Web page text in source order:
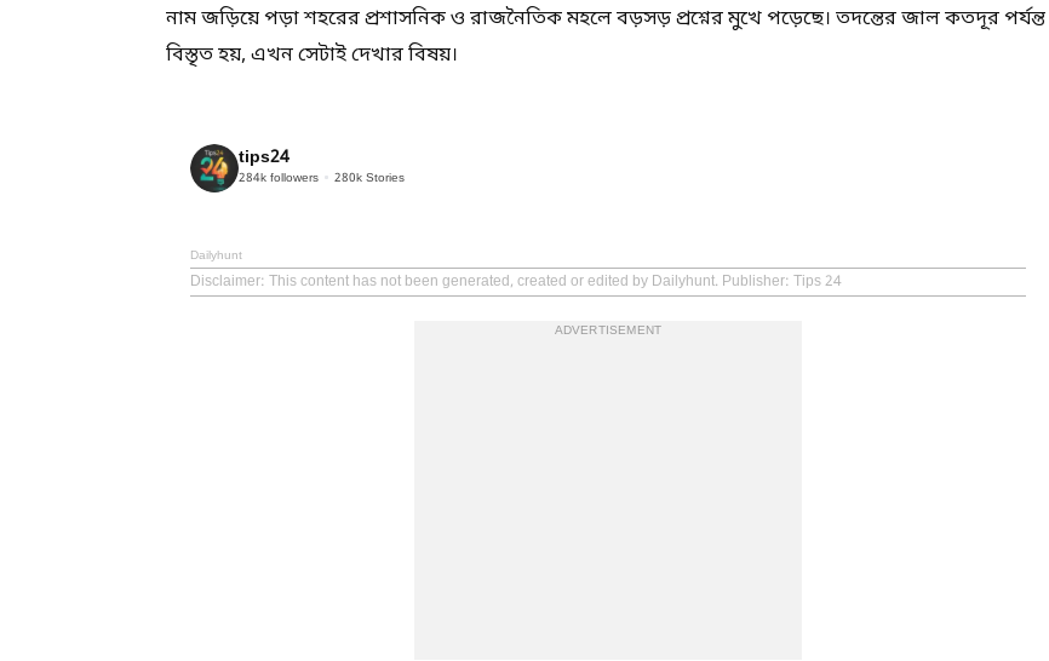
নাম জড়িয়ে পড়া শহরের প্রশাসনিক ও রাজনৈতিক মহলে বড়সড় প্রশ্নের মুখে পড়েছে। তদন্তের জাল কতদূর পর্যন্ত
বিস্তৃত হয়, এখন সেটাই দেখার বিষয়।
tips24
284k followers 280k Stories
Dailyhunt
Disclaimer: This content has not been generated, created or edited by Dailyhunt. Publisher: Tips 24
ADVERTISEMENT